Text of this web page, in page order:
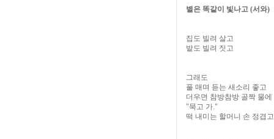
별은 똑같이 빛나고 (서와)
집도 빌려 살고
밭도 빌려 짓고
그래도
풀 매며 듣는 새소리 좋고
더우면 참방참방 골짝 물
"묵고 가."
떡 내미는 할머니 손 정겹고